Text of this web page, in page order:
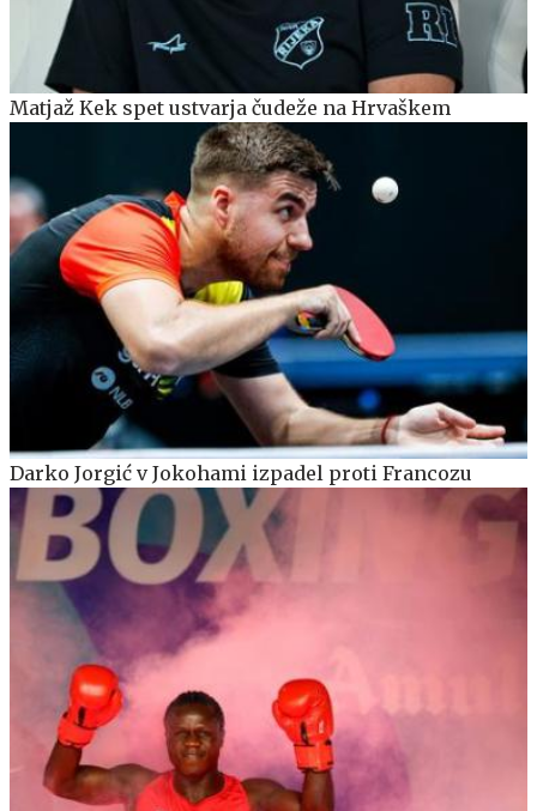
Matjaž Kek spet ustvarja čudeže na Hrvaškem
Darko Jorgić v Jokohami izpadel proti Francozu